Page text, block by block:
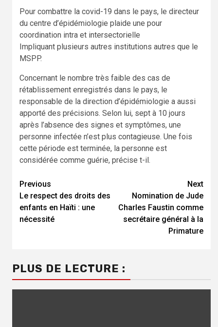
Pour combattre la covid-19 dans le pays, le directeur
du centre d’épidémiologie plaide une pour
coordination intra et intersectorielle
Impliquant plusieurs autres institutions autres que le
MSPP.
Concernant le nombre très faible des cas de
rétablissement enregistrés dans le pays, le
responsable de la direction d’épidémiologie a aussi
apporté des précisions. Selon lui, sept à 10 jours
après l’absence des signes et symptômes, une
personne infectée n’est plus contagieuse. Une fois
cette période est terminée, la personne est
considérée comme guérie, précise t-il.
Continue
Reading
Previous
Le respect des droits des
enfants en Haïti : une
nécessité
Next
Nomination de Jude
Charles Faustin comme
secrétaire général à la
Primature
PLUS DE LECTURE :